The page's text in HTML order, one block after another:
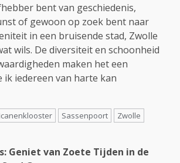
bent van geschiedenis,
of gewoon op zoek bent naar
in een bruisende stad, Zwolle
wils. De diversiteit en schoonheid
maken het een
ik iedereen van harte kan
Sassenpoort Zwolle
Geniet van Zoete Tijden in de